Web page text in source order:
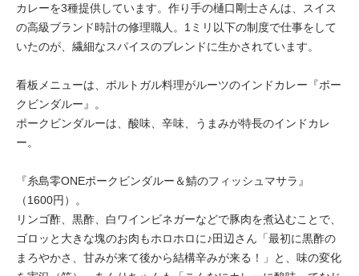
カレーを3種提供しています。作り手の樋口剛士さんは、スイス
の高級ブランド時計の修理職人。1ミリ以下の制度で仕事をして
いたのが、繊細なスパイスのブレンドに生かされています。
看板メニューは、ポルトガル料理がルーツのインドカレー『ポー
クビンダルー』。
ポークビンダルーは、酸味、辛味、うまみが特長のインドカレ
ー。
『糸島零ONEポークビンダルー＆鯖のフィッシュマサラ』
（1600円）。
リンゴ酢、黒酢、白ワインビネガーなどで豚肉を煮込むことで、
ゴロッと大きな塊のお肉もホロホロに♪田辺さん「最初に黒酢の
まろやかさ、甘みが来て後から結構辛みが来る！」と、味の変化